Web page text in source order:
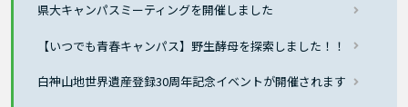
県大キャンパスミーティングを開催しました
【いつでも青春キャンパス】野生酵母を探索しました！！
白神山地世界遺産登録30周年記念イベントが開催されます